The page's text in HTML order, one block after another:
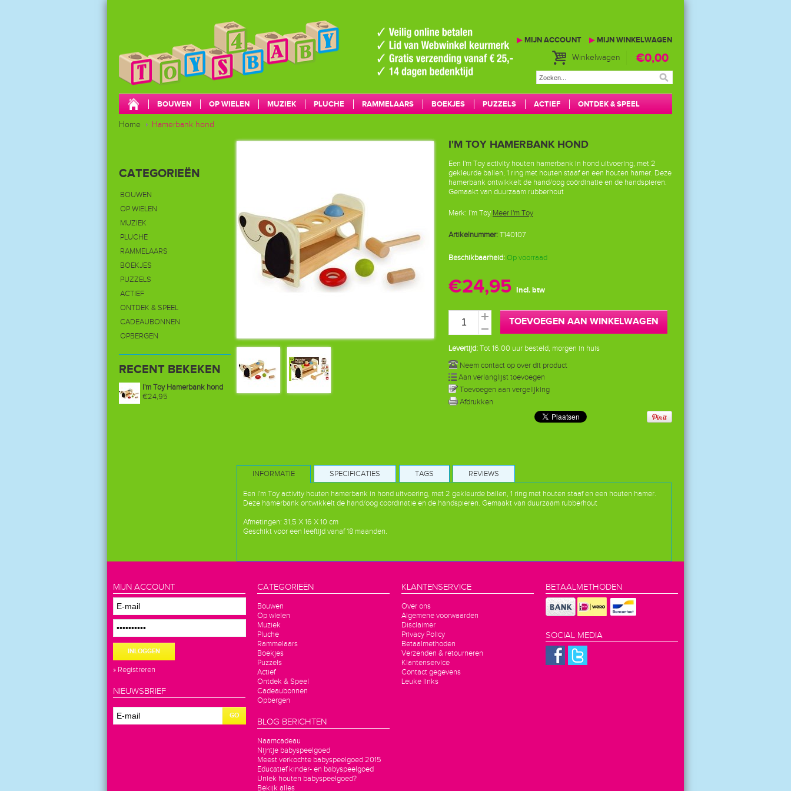
▶ MIJN ACCOUNT ▶ MIJN WINKELWAGEN
Winkelwagen
€0,00
BOUWEN OP WIELEN MUZIEK PLUCHE RAMMELAARS BOEKJES PUZZELS ACTIEF ONTDEK & SPEEL
CADEAUBONNEN OPBERGEN
Home Hamerbank hond
I'M TOY HAMERBANK HOND
Een I'm Toy activity houten hamerbank in hond uitvoering, met 2
gekleurde ballen, 1 ring met houten staaf en een houten hamer. Deze
hamerbank ontwikkelt de hand/oog coördinatie en de handspieren.
Gemaakt van duurzaam rubberhout
Merk: I'm Toy Meer I'm Toy
Artikelnummer:T140107
Beschikbaarheid:Op voorraad
€24,95 Incl. btw
TOEVOEGEN AAN WINKELWAGEN
Levertijd:Tot 16.00 uur besteld, morgen in huis
Neem contact op over dit product
Aan verlanglijst toevoegen
Toevoegen aan vergelijking
Afdrukken
INFORMATIE SPECIFICATIES TAGS REVIEWS
Een I'm Toy activity houten hamerbank in hond uitvoering, met 2 gekleurde ballen, 1 ring met houten staaf en een houten hamer.
Deze hamerbank ontwikkelt de hand/oog coördinatie en de handspieren. Gemaakt van duurzaam rubberhout
Afmetingen: 31,5 X 16 X 10 cm
Geschikt voor een leeftijd vanaf 18 maanden.
CATEGORIEËN
BOUWEN
OP WIELEN
MUZIEK
PLUCHE
RAMMELAARS
BOEKJES
PUZZELS
ACTIEF
ONTDEK & SPEEL
CADEAUBONNEN
OPBERGEN
RECENT BEKEKEN
I'm Toy Hamerbank hond
€24,95
MIJN ACCOUNT
INLOGGEN
» Registreren
NIEUWSBRIEF
GO
CATEGORIEËN
Bouwen
Op wielen
Muziek
Pluche
Rammelaars
Boekjes
Puzzels
Actief
Ontdek & Speel
Cadeaubonnen
Opbergen
BLOG BERICHTEN
Naamcadeau
Nijntje babyspeelgoed
Meest verkochte babyspeelgoed 2015
Educatief kinder- en babyspeelgoed
Uniek houten babyspeelgoed?
Bekijk alles
KLANTENSERVICE
Over ons
Algemene voorwaarden
Disclaimer
Privacy Policy
Betaalmethoden
Verzenden & retourneren
Klantenservice
Contact gegevens
Leuke links
BETAALMETHODEN
SOCIAL MEDIA